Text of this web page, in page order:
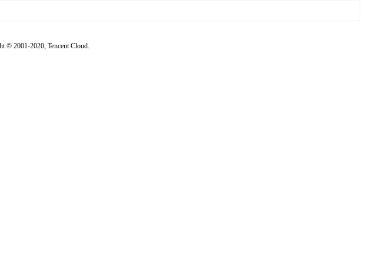
2001-2020, Tencent Cloud.